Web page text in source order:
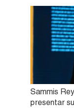
Sammis
presentar